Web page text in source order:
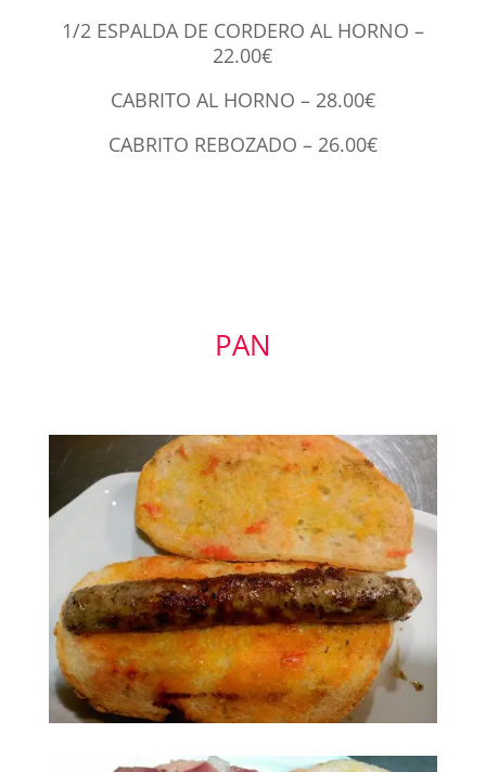
1/2 ESPALDA DE CORDERO AL HORNO –
22.00€
CABRITO AL HORNO – 28.00€
CABRITO REBOZADO – 26.00€
PAN